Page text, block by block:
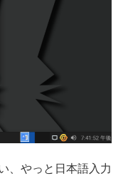
、やっと日本語入力